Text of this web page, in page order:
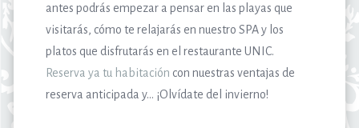
antes podrás empezar a pensar en las playas que
visitarás, cómo te relajarás en nuestro SPA y los
platos que disfrutarás en el restaurante UNIC.
Reserva ya tu habitación con nuestras ventajas de
reserva anticipada y… ¡Olvídate del invierno!